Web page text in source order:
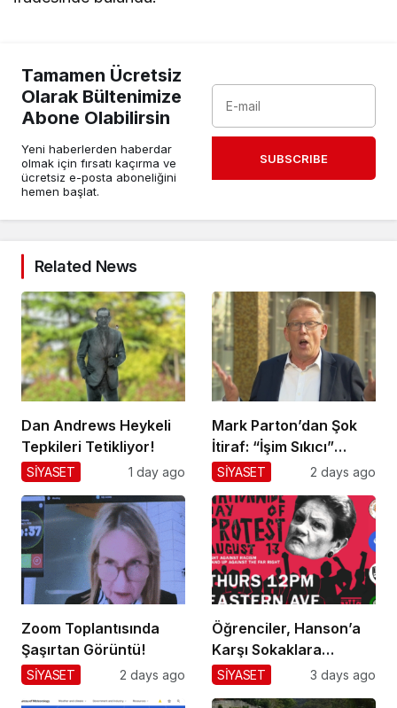
Tamamen Ücretsiz
Olarak Bültenimize
Abone Olabilirsin
Yeni haberlerden haberdar
olmak için fırsatı kaçırma ve
ücretsiz e-posta aboneliğini
hemen başlat.
SUBSCRIBE
Related News
Dan Andrews Heykeli
Tepkileri Tetikliyor!
SİYASET 1 day ago
Mark Parton’dan Şok
İtiraf: “İşim Sıkıcı”
Mesajı!
SİYASET 2 days ago
Zoom Toplantısında
Şaşırtan Görüntü!
SİYASET 2 days ago
Öğrenciler, Hanson’a
Karşı Sokaklara
Dökülüyor!
SİYASET 3 days ago